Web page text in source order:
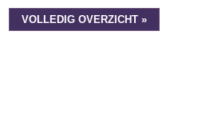
VOLLEDIG OVERZICHT »